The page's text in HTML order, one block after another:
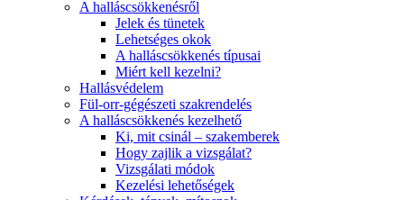
A halláscsökkenésről
Jelek és tünetek
Lehetséges okok
A halláscsökkenés típusai
Miért kell kezelni?
Hallásvédelem
Fül-orr-gégészeti szakrendelés
A halláscsökkenés kezelhető
Ki, mit csinál – szakemberek
Hogy zajlik a vizsgálat?
Vizsgálati módok
Kezelési lehetőségek